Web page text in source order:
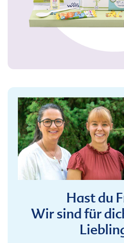
Hast du
Wir sind für